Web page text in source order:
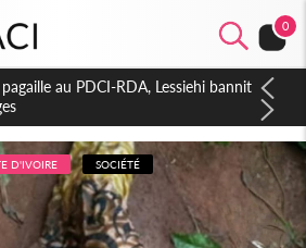
0
des sanctions contre les
D'IVOIRE SOCIÉTÉ